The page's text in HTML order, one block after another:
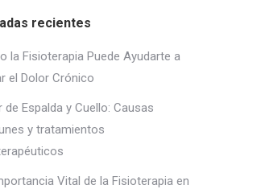
recientes
la Fisioterapia Puede Ayudarte a
el Dolor Crónico
de Espalda y Cuello: Causas
y tratamientos
Vital de la Fisioterapia en